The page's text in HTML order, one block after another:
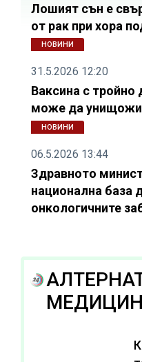
Лошият сън е
от рак при хора
НОВИНИ
31.5.2026 12:20
Ваксина с тройно
може да унищожи
НОВИНИ
06.5.2026 13:44
Здравното
национална база
онкологичните